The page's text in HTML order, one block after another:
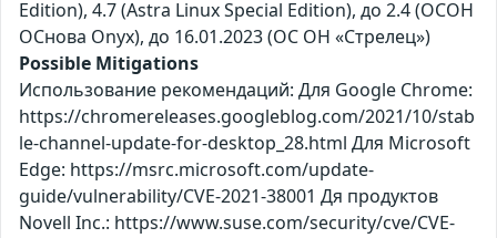
Edition), 4.7 (Astra Linux Special Edition), до 2.4 (ОСОН
ОСнова Оnyx), до 16.01.2023 (ОС ОН «Стрелец»)
Possible Mitigations
Использование рекомендаций: Для Google Chrome:
https://chromereleases.googleblog.com/2021/10/stab
le-channel-update-for-desktop_28.html Для Microsoft
Edge: https://msrc.microsoft.com/update-
guide/vulnerability/CVE-2021-38001 Дя продуктов
Novell Inc.: https://www.suse.com/security/cve/CVE-